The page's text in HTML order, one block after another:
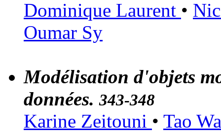
Dominique Laurent •
Oumar Sy
Modélisation d'objets
données.343-348
Karine Zeitouni • Tao